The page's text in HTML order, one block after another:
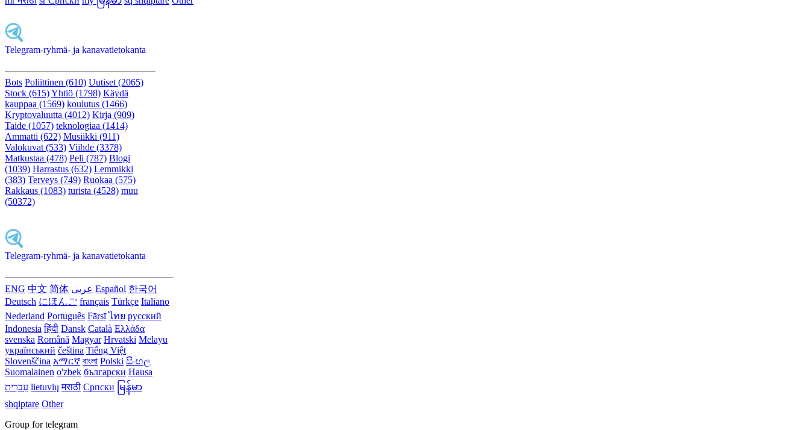
Telegram-ryhmä- ja kanavatietokanta
Bots Poliittinen (610) Uutiset (2065)
Stock (615)Yhtiö (1798) Käydä
kauppaa (1569) koulutus (1466)
Kryptovaluutta (4012) Kirja (909)
Taide (1057) teknologiaa (1414)
Ammatti (622) Musiikki (911)
Valokuvat (533) Viihde (3378)
Matkustaa (478) Peli (787) Blogi
(1039) Harrastus (632) Lemmikki
(383) Terveys (749) Ruokaa (575)
Rakkaus (1083) turista (4528) muu
(50372)
Telegram-ryhmä- ja kanavatietokanta
ENG 中文 简体 عربى Español 한국어
Deutsch にほんご français Türkçe Italiano
Nederland Português Fārsī‎ ไทย русский
Indonesia हिंदी Dansk‎ Català Ελλάδα
svenska Română Magyar Hrvatski Melayu
український čeština Tiếng Việt
Slovenščina አማርኛ বাংলা Polski සිංහල
Suomalainen o'zbek български Hausa
עִברִית lietuvių मराठी Српски မြန်မာ
shqiptare Other
Group for telegram